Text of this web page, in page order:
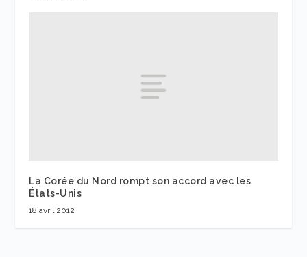
La Corée du Nord rompt son accord avec les
États-Unis
18 avril 2012